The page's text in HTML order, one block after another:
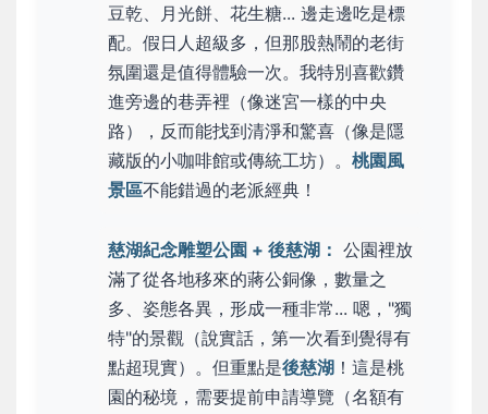
豆乾、月光餅、花生糖... 邊走邊吃是標
配。假日人超級多，但那股熱鬧的老街
氛圍還是值得體驗一次。我特別喜歡鑽
進旁邊的巷弄裡（像迷宮一樣的中央
路），反而能找到清淨和驚喜（像是隱
藏版的小咖啡館或傳統工坊）。 桃園風
景區不能錯過的老派經典！
慈湖紀念雕塑公園 + 後慈湖： 公園裡放
滿了從各地移來的蔣公銅像，數量之
多、姿態各異，形成一種非常... 嗯，"獨
特"的景觀（說實話，第一次看到覺得有
點超現實）。但重點是後慈湖 ！這是桃
園的秘境，需要提前申請導覽（名額有